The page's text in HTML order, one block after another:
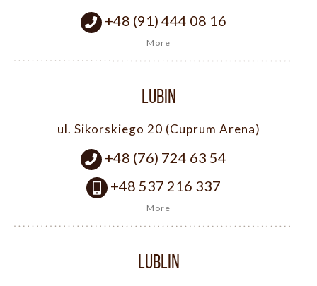
+48 (91) 444 08 16
More
LUBIN
ul. Sikorskiego 20 (Cuprum Arena)
+48 (76) 724 63 54
+48 537 216 337
More
LUBLIN